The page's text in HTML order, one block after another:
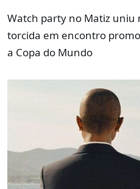
Watch party no Matiz uniu
torcida em encontro
a Copa do Mundo